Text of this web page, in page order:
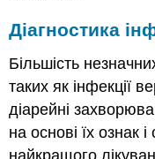
Діагностика
Більшість
таких як інфекції
діарейні
на основі їх ознак